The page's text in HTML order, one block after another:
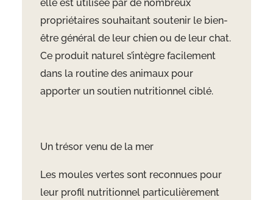
elle est utilisée par de nombreux
propriétaires souhaitant soutenir le bien-
être général de leur chien ou de leur chat.
Ce produit naturel s’intègre facilement
dans la routine des animaux pour
apporter un soutien nutritionnel ciblé.
Un trésor venu de la mer
Les moules vertes sont reconnues pour
leur profil nutritionnel particulièrement